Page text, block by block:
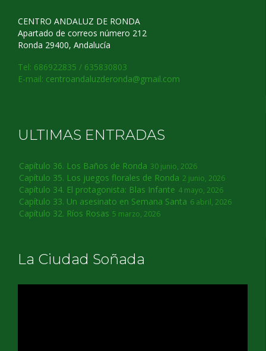
CENTRO ANDALUZ DE RONDA
Apartado de correos número 212
Ronda 29400, Andalucía
Tel: 686922835 / 635830803
E-mail: centroandaluzderonda@gmail.com
ULTIMAS ENTRADAS
Capítulo 36. Los Baños de Ronda 30 junio, 2026
Capítulo 35. Los juegos florales de Ronda 2 junio, 2026
Capítulo 34. El protagonista: Blas Infante 4 mayo, 2026
Capítulo 33. Un asesinato en Semana Santa 6 abril, 2026
Capítulo 32. Ríos Rosas 5 marzo, 2026
La Ciudad Soñada